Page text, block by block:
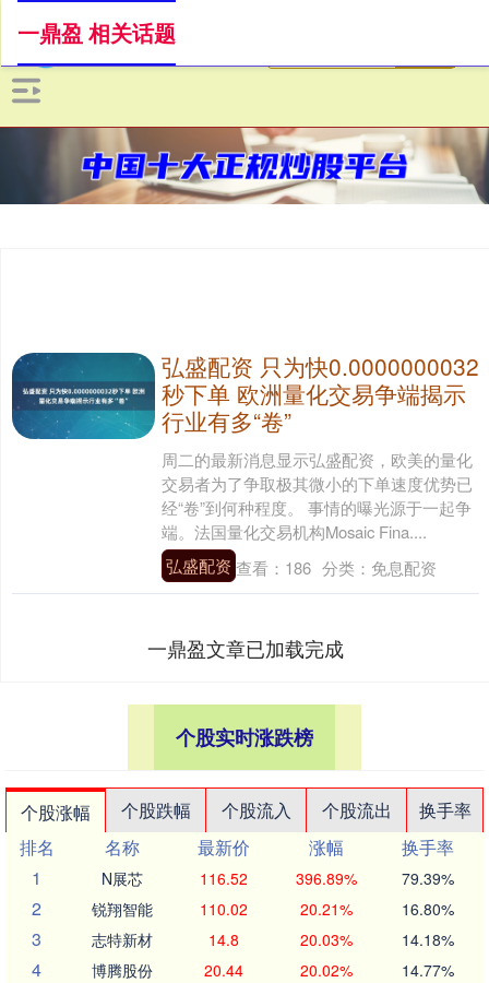
一鼎盈 相关话题
弘盛配资 只为快0.0000000032
秒下单 欧洲量化交易争端揭示
行业有多“卷”
周二的最新消息显示弘盛配资，欧美的量化
交易者为了争取极其微小的下单速度优势已
经“卷”到何种程度。 事情的曝光源于一起争
端。法国量化交易机构Mosaic Fina....
弘盛配资 查看： 186 分类： 免息配资
一鼎盈文章已加载完成
个股实时涨跌榜
个股涨幅 个股跌幅 个股流入 个股流出
换手率
排名
名称 最新价 涨幅
换手率
1
N展芯 116.52 396.89% 79.39%
2 锐翔智能 110.02 20.21% 16.80%
3 志特新材 14.8 20.03% 14.18%
4 博腾股份 20.44 20.02% 14.77%